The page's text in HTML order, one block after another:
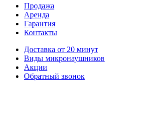
Продажа
Аренда
Гарантия
Контакты
Доставка от 20 минут
Виды микронаушников
Акции
Обратный звонок